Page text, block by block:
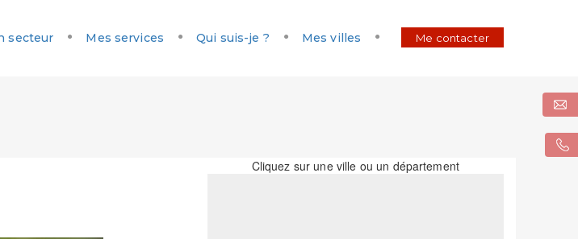
secteur Mes services Qui suis-je ? Mes villes Me contacter
Cliquez sur une ville ou un département